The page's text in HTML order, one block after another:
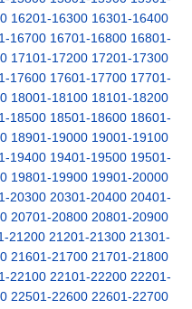
16201-16300 16301-16400
16700 16701-16800 16801-
17101-17200 17201-17300
17600 17601-17700 17701-
18001-18100 18101-18200
18500 18501-18600 18601-
18901-19000 19001-19100
19400 19401-19500 19501-
19801-19900 19901-20000
20300 20301-20400 20401-
20701-20800 20801-20900
21200 21201-21300 21301-
21601-21700 21701-21800
22100 22101-22200 22201-
22501-22600 22601-22700